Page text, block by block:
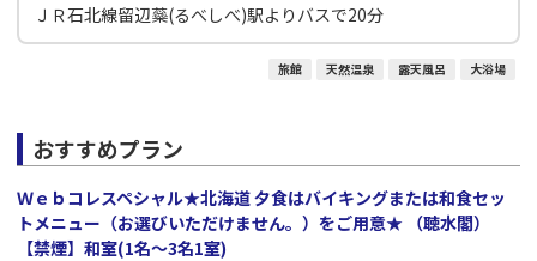
ＪＲ石北線留辺蘂(るべしべ)駅よりバスで20分
旅館 天然温泉 露天風呂 大浴場
おすすめプラン
Ｗｅｂコレスペシャル★北海道 夕食はバイキングまたは和食セッ
トメニュー（お選びいただけません。）をご用意★ （聴水閣）
【禁煙】和室(1名～3名1室)